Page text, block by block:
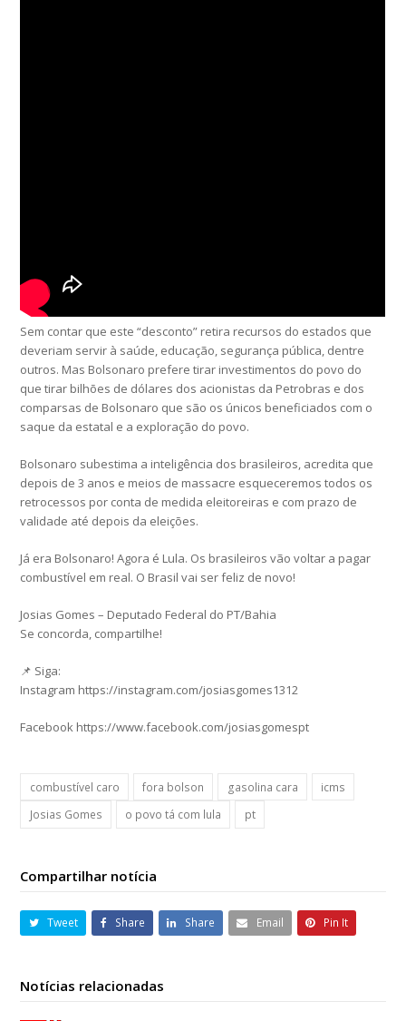
Sem contar que este “desconto” retira recursos do estados que
deveriam servir à saúde, educação, segurança pública, dentre
outros. Mas Bolsonaro prefere tirar investimentos do povo do
que tirar bilhões de dólares dos acionistas da Petrobras e dos
comparsas de Bolsonaro que são os únicos beneficiados com o
saque da estatal e a exploração do povo.
Bolsonaro subestima a inteligência dos brasileiros, acredita que
depois de 3 anos e meios de massacre esqueceremos todos os
retrocessos por conta de medida eleitoreiras e com prazo de
validade até depois da eleições.
Já era Bolsonaro! Agora é Lula. Os brasileiros vão voltar a pagar
combustível em real. O Brasil vai ser feliz de novo!
Josias Gomes – Deputado Federal do PT/Bahia
Se concorda, compartilhe!
📌 Siga:
Instagram https://instagram.com/josiasgomes1312
Facebook https://www.facebook.com/josiasgomespt
combustível caro fora bolson gasolina cara
icms
Josias Gomes
o povo tá com lula pt
Compartilhar notícia
Tweet Share Share Email Pin It
Notícias relacionadas